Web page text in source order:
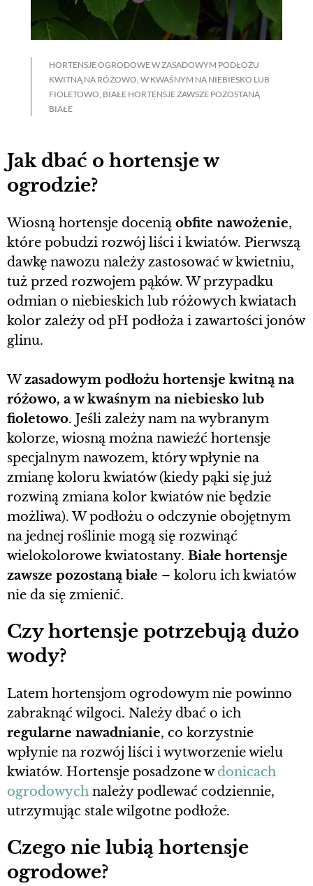
HORTENSJE OGRODOWE W ZASADOWYM PODŁOŻU
KWITNĄ NA RÓŻOWO, W KWAŚNYM NA NIEBIESKO LUB
FIOLETOWO, BIAŁE HORTENSJE ZAWSZE POZOSTANĄ
BIAŁE
Jak dbać o hortensje w
ogrodzie?
Wiosną hortensje docenią obfite nawożenie,
które pobudzi rozwój liści i kwiatów. Pierwszą
dawkę nawozu należy zastosować w kwietniu,
tuż przed rozwojem pąków. W przypadku
odmian o niebieskich lub różowych kwiatach
kolor zależy od pH podłoża i zawartości jonów
glinu.
Wzasadowym podłożu hortensje kwitną na
różowo, a w kwaśnym na niebiesko lub
fioletowo. Jeśli zależy nam na wybranym
kolorze, wiosną można nawieźć hortensje
specjalnym nawozem, który wpłynie na
zmianę koloru kwiatów (kiedy pąki się już
rozwiną zmiana kolor kwiatów nie będzie
możliwa). W podłożu o odczynie obojętnym
na jednej roślinie mogą się rozwinąć
wielokolorowe kwiatostany. Białe hortensje
zawsze pozostaną białe – koloru ich kwiatów
nie da się zmienić.
Czy hortensje potrzebują dużo
wody?
Latem hortensjom ogrodowym nie powinno
zabraknąć wilgoci. Należy dbać o ich
regularne nawadnianie, co korzystnie
wpłynie na rozwój liści i wytworzenie wielu
kwiatów. Hortensje posadzone w donicach
ogrodowych należy podlewać codziennie,
utrzymując stale wilgotne podłoże.
Czego nie lubią hortensje
ogrodowe?